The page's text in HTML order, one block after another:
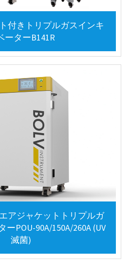
付きトリプルガスインキ
ーターB141R
アジャケットトリプルガ
POU-90A/150A/260A (UV
滅菌)